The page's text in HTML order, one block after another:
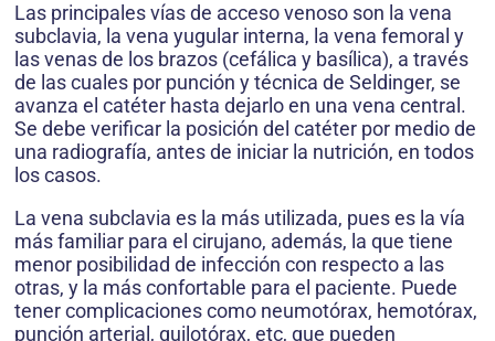
Las principales vías de acceso venoso son la vena
subclavia, la vena yugular interna, la vena femoral y
las venas de los brazos (cefálica y basílica), a través
de las cuales por punción y técnica de Seldinger, se
avanza el catéter hasta dejarlo en una vena central.
Se debe verificar la posición del catéter por medio de
una radiografía, antes de iniciar la nutrición, en todos
los casos.
La vena subclavia es la más utilizada, pues es la vía
más familiar para el cirujano, además, la que tiene
menor posibilidad de infección con respecto a las
otras, y la más confortable para el paciente. Puede
tener complicaciones como neumotórax, hemotórax,
punción arterial, quilotórax, etc, que pueden